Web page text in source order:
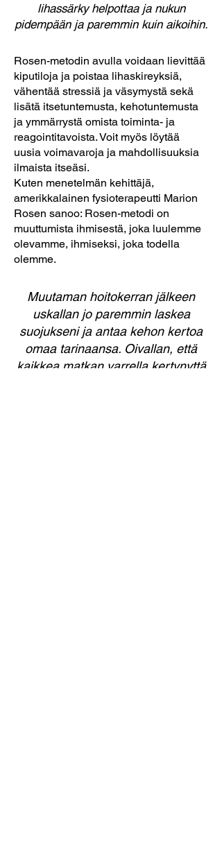
lihassärky helpottaa ja nukun
pidempään ja paremmin kuin aikoihin.
Rosen-metodin avulla voidaan lievittää
kiputiloja ja poistaa lihaskireyksiä,
vähentää stressiä ja väsymystä sekä
lisätä itsetuntemusta, kehotuntemusta
ja ymmärrystä omista toiminta- ja
reagointitavoista. Voit myös löytää
uusia voimavaroja ja mahdollisuuksia
ilmaista itseäsi.
Kuten menetelmän kehittäjä,
amerikkalainen fysioterapeutti Marion
Rosen sanoo: Rosen-metodi on
muuttumista ihmisestä, joka luulemme
olevamme, ihmiseksi, joka todella
olemme.
Muutaman hoitokerran jälkeen
uskallan jo paremmin laskea
suojukseni ja antaa kehon kertoa
omaa tarinaansa. Oivallan, että
kaikkea matkan varrella kertynyttä